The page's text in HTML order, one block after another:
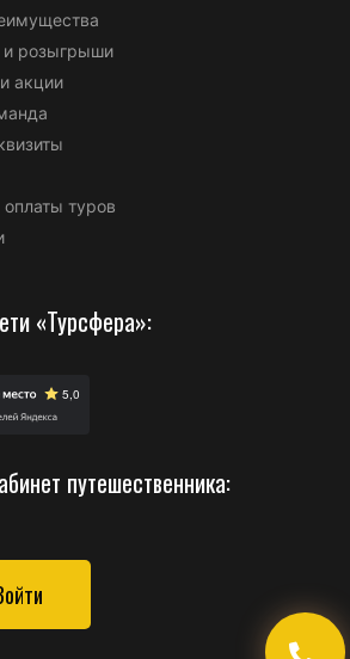
и розыгрыши
акции
туров
«Турсфера»:
путешественника: